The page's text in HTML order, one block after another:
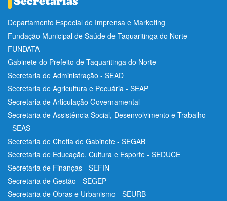
Departamento Especial de Imprensa e Marketing
Fundação Municipal de Saúde de Taquaritinga do Norte -
FUNDATA
Gabinete do Prefeito de Taquaritinga do Norte
Secretaria de Administração - SEAD
Secretaria de Agricultura e Pecuária - SEAP
Secretaria de Articulação Governamental
Secretaria de Assistência Social, Desenvolvimento e Trabalho
- SEAS
Secretaria de Chefia de Gabinete - SEGAB
Secretaria de Educação, Cultura e Esporte - SEDUCE
Secretaria de Finanças - SEFIN
Secretaria de Gestão - SEGEP
Secretaria de Obras e Urbanismo - SEURB